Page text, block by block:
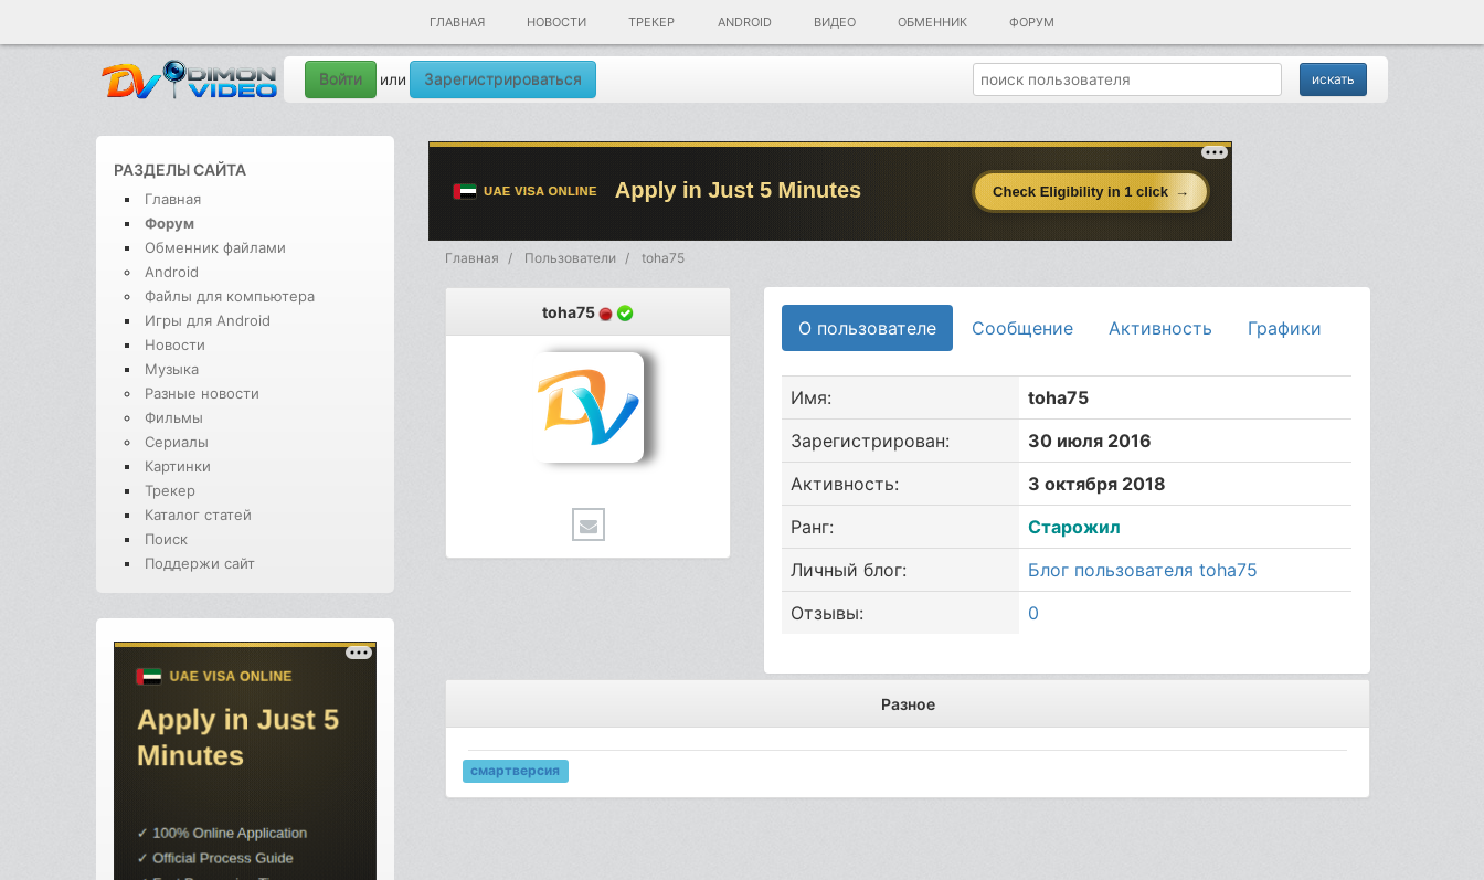
ГЛАВНАЯ НОВОСТИ ТРЕКЕР ANDROID ВИДЕО ОБМЕННИК ФОРУМ
Войти или Зарегистрироваться
РАЗДЕЛЫ САЙТА
Главная
Форум
Обменник файлами
Android
Файлы для компьютера
Игры для Android
Новости
Музыка
Разные новости
Фильмы
Сериалы
Картинки
Трекер
Каталог статей
Поиск
Поддержи сайт
Главная Пользователи toha75
toha75
О пользователе Сообщение Активность Графики
Имя:
toha75
Зарегистрирован:
30 июля 2016
Активность:
3 октября 2018
Ранг:
Старожил
Личный блог:
Блог пользователя toha75
Отзывы:
0
Разное
смартверсия